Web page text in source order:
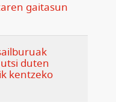
gaitasun
duten
kentzeko